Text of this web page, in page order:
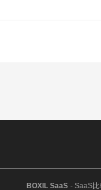
BOXIL SaaS - SaaS比